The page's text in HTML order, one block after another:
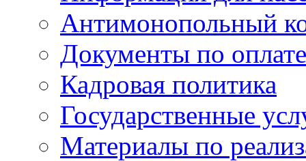
Антимонопольный
Документы по
Кадровая политика
Государственные
Материалы по